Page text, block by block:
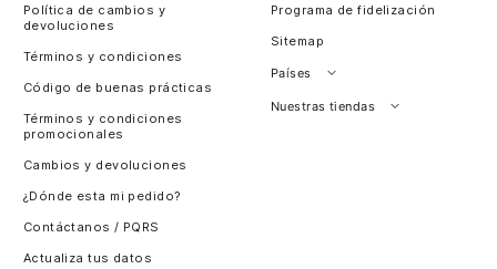
Política de cambios y
devoluciones
Términos y condiciones
Código de buenas prácticas
Términos y condiciones
promocionales
Cambios y devoluciones
¿Dónde esta mi pedido?
Contáctanos / PQRS
Actualiza tus datos
Programa de fidelización
Sitemap
Países
Perú
Nuestras tiendas